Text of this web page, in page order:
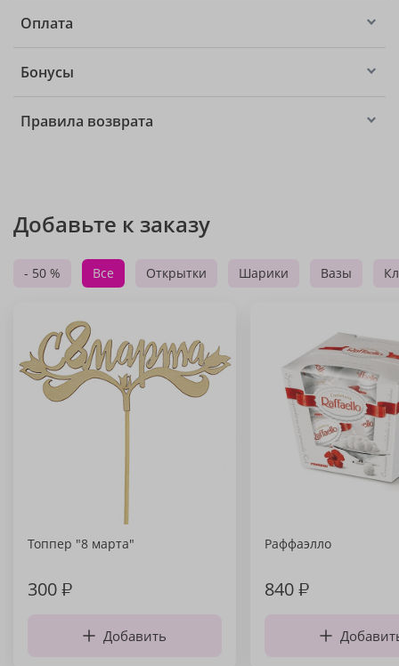
Оплата
Бонусы
Правила возврата
Добавьте к заказу
- 50 % Все Открытки Шарики Вазы
Топпер "8 марта"
300₽
Добавить
Раффаэлло
840₽